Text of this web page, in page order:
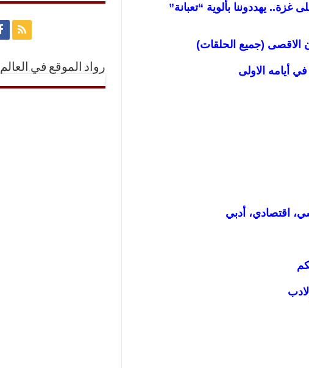
يهددوننا بألوية “تعبانة”
الاقصى (جميع الحلقات)
أيامه الاولى
اقتصادي، أدبي
رواد الموقع في العالم